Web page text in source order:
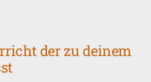
der zu deinem